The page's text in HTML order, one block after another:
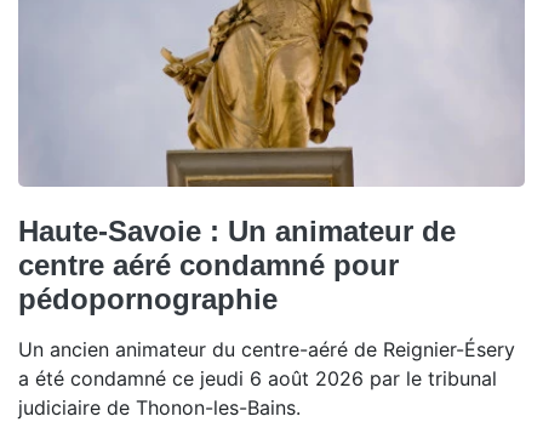
Haute-Savoie : Un animateur de
centre aéré condamné pour
pédopornographie
Un ancien animateur du centre-aéré de Reignier-Ésery
a été condamné ce jeudi 6 août 2026 par le tribunal
judiciaire de Thonon-les-Bains.